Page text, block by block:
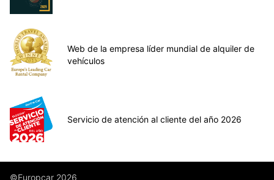
Web de la empresa líder mundial de alquiler de
vehículos
Servicio de atención al cliente del año 2026
©Europcar 2026